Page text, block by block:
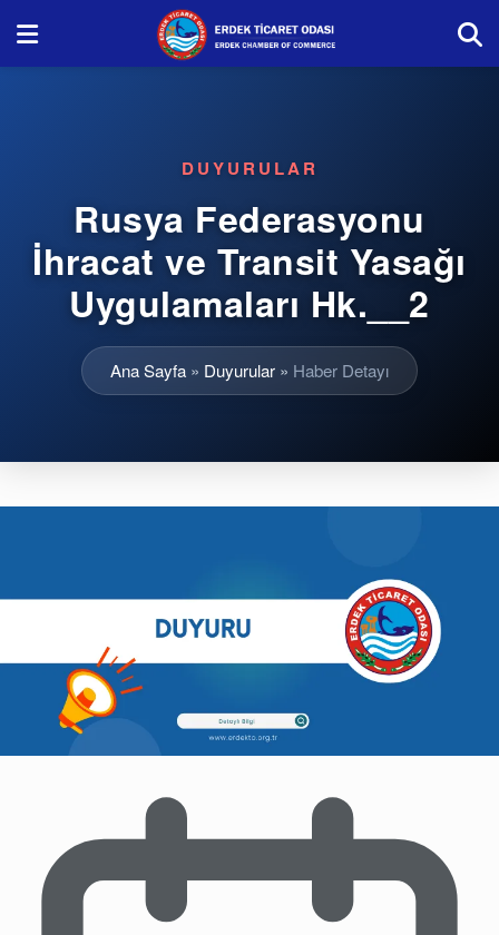
DUYURULAR
Rusya Federasyonu
İhracat ve Transit Yasağı
Uygulamaları Hk.__2
Ana Sayfa » Duyurular » Haber Detayı